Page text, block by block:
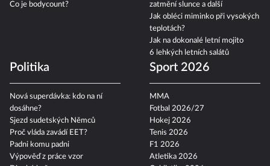
Co je bodycount?
zatmění slunce a další
Jak obléci miminko při vysokých
teplotách?
Jak na dokonalé letní mojito
6 lehkých letních salátů
Politika
Nová superdávka: kdo na ní
dosáhne?
Sjezd sudetských Němců
Proč vláda zavádí EET?
Padni komu padni
Výpověď z práce vzor
Sport 2026
MMA
Fotbal 2026/27
Hokej 2026
Tenis 2026
F1 2026
Atletika 2026